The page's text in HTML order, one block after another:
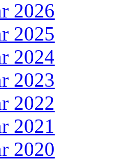
2026
2025
2024
2023
2022
2021
2020